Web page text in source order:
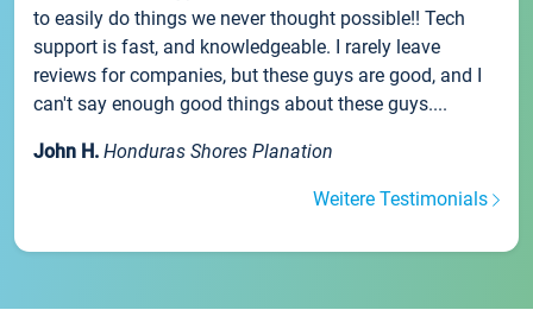
to easily do things we never thought possible!! Tech
support is fast, and knowledgeable. I rarely leave
reviews for companies, but these guys are good, and I
can't say enough good things about these guys....
John H. Honduras Shores Planation
Weitere Testimonials